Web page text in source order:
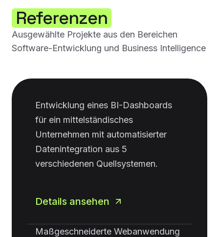
Referenzen
Ausgewählte Projekte aus den Bereichen
Software-Entwicklung und Business Intelligence
Entwicklung eines BI-Dashboards
für ein mittelständisches
Unternehmen mit automatisierter
Datenintegration aus 5
verschiedenen Quellsystemen.
Details ansehen
Maßgeschneiderte Webanwendung